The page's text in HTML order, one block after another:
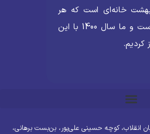
خانه‌ای است که هر
اتاقش کتابخانه است و ما سال 1400 با این
انقلاب، کوچه حسینی علی‌پور، بن‌بست برهانی،